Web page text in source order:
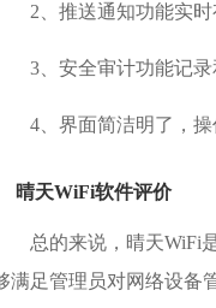
2、推送通知功能实
3、安全审计功能记
4、界面简洁明了，
晴天WiFi软件评价
总的来说，晴天WiFi
满足管理员对网络设备